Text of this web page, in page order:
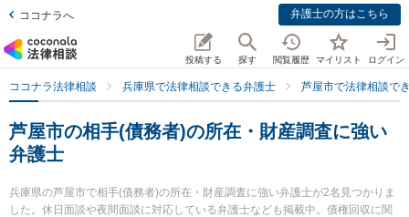
ココナラへ 弁護士の方はこちら
投稿する 探す 閲覧履歴 マイリスト ログイン
ココナラ法律相談 兵庫県で法律相談できる弁護士 芦屋市で法律相談で
芦屋市の相手(債務者)の所在・財産調査に強い
弁護士
兵庫県の芦屋市で相手(債務者)の所在・財産調査に強い弁護士が2名見つかりま
した。休日面談や夜間面談に対応している弁護士なども掲載中。債権回収に関